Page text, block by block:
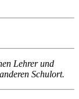
Lehrer und
Schulort.